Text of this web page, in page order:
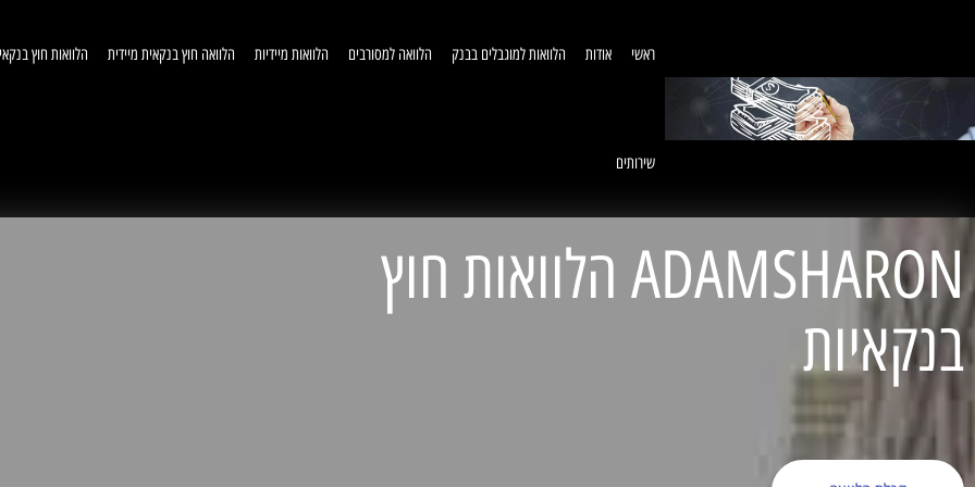
ראשי אודות הלוואות למוגבלים בבנק הלוואה למסורבים הלוואות מיידיות הלוואה חוץ בנקאית מיידית הלוואות חוץ
שירותים
ADAMSHARON הלוואות חוץ
בנקאיות